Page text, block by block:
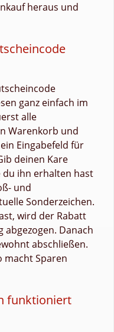
heraus und
ganz einfach im
alle
Warenkorb und
Eingabefeld für
deinen Kare
du ihn erhalten hast
und
Sonderzeichen.
wird der Rabatt
Danach
abschließen.
macht Sparen
funktioniert